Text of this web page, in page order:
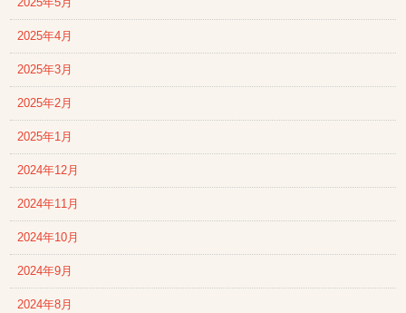
2025年5月
2025年4月
2025年3月
2025年2月
2025年1月
2024年12月
2024年11月
2024年10月
2024年9月
2024年8月